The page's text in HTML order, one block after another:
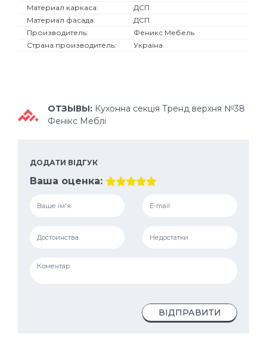
Материал каркаса:
ДСП
Материал фасада:
ДСП
Производитель:
Феникс Мебель
Страна производитель:
Україна
ОТЗЫВЫ: Кухонна секція Тренд верхня №38
Фенікс Меблі
ДОДАТИ ВІДГУК
Ваша оценка:
ВІДПРАВИТИ